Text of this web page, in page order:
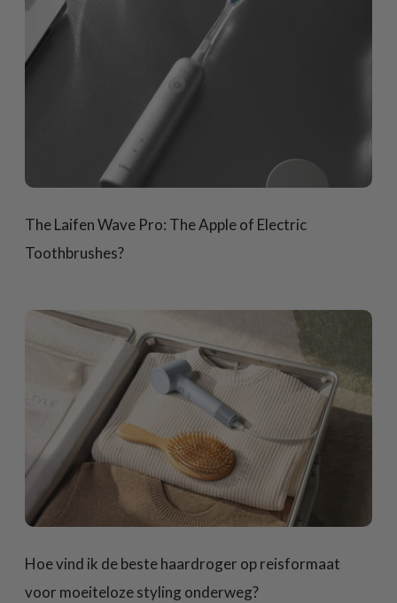
The Laifen Wave Pro: The Apple of Electric
Toothbrushes?
Hoe vind ik de beste haardroger op reisformaat
voor moeiteloze styling onderweg?